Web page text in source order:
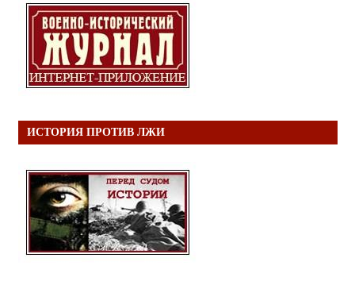
ИСТОРИЯ ПРОТИВ ЛЖИ